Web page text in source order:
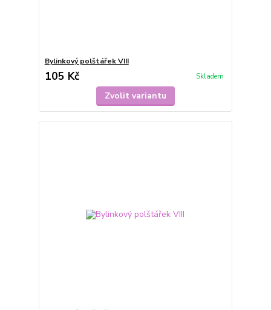
Bylinkový polštářek VIII
105 Kč Skladem
Zvolit variantu